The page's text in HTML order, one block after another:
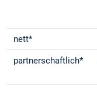
nett*
partnerschaftlich*